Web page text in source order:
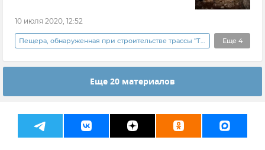
10 июля 2020, 12:52
Еще 4
Общество Новости Новости
Еще 20 материалов